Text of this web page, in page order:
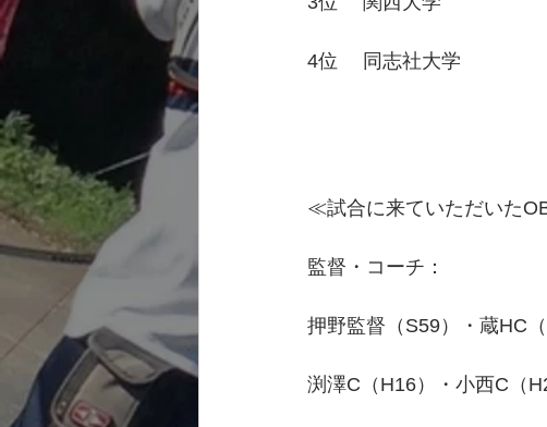
4位　 同志社大学
≪試合に来ていただいた
監督・コーチ：
押野監督（S59）・蔵HC
渕澤C（H16）・小西C（